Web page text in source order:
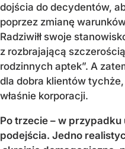
dojścia do decydentów,
poprzez zmianę
Radziwiłł swoje
z rozbrajającą
rodzinnych aptek”. A
dla dobra klientów
właśnie korporacji.
Po trzecie – w
podejścia. Jedno